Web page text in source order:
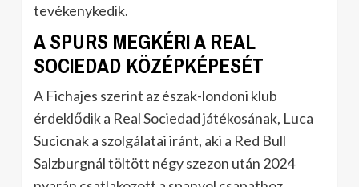
tevékenykedik.
A SPURS MEGKÉRI A REAL
SOCIEDAD KÖZÉPKÉPESÉT
A Fichajes szerint az észak-londoni klub
érdeklődik a Real Sociedad játékosának, Luca
Sucicnak a szolgálatai iránt, aki a Red Bull
Salzburgnál töltött négy szezon után 2024